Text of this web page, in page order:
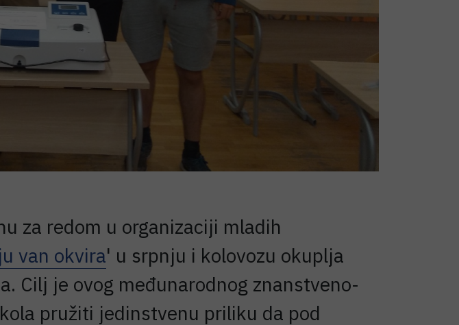
za redom u organizaciji mladih
van okvira' u srpnju i kolovozu okuplja
Cilj je ovog međunarodnog znanstveno-
pružiti jedinstvenu priliku da pod